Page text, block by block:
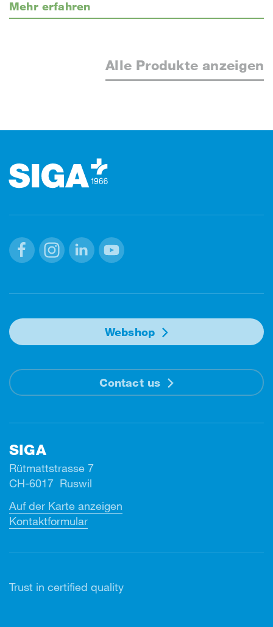
Mehr erfahren
Alle Produkte anzeigen
Webshop
Contact us
SIGA
Rütmattstrasse 7
CH-6017 Ruswil
Auf der Karte anzeigen
Kontaktformular
Trust in certified quality